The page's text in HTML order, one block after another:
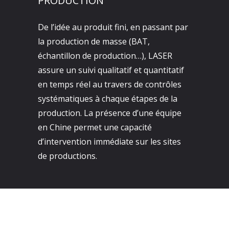
De l’idée au produit fini, en passant par
la production de masse (BAT,
échantillon de production…), LASER
assure un suivi qualitatif et quantitatif
en temps réel au travers de contrôles
systématiques à chaque étapes de la
production. La présence d’une équipe
en Chine permet une capacité
d’intervention immédiate sur les sites
de productions.